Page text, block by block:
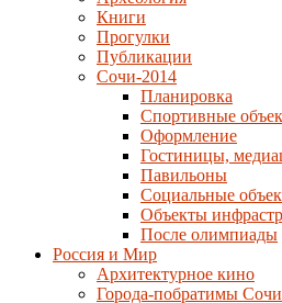
Книги
Прогулки
Публикации
Сочи-2014
Планировка
Спортивные
Оформление
Гостиницы,
Павильоны
Социальные
Объекты
После олимпиады
Россия и Мир
Архитектурное кино
Города-побратимы Сочи